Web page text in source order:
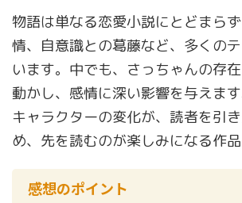
物語は単なる恋愛小説にとどまら
情、自意識との葛藤など、多くの
います。中でも、さっちゃんの存
動かし、感情に深い影響を与えま
キャラクターの変化が、読者を引
め、先を読むのが楽しみになる作品
感想のポイント